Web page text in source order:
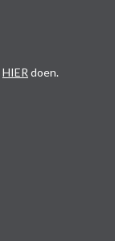
HIER doen.